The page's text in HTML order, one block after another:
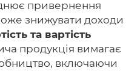
привернення
знижувати доходи
та вартість
продукція вимагає
включаючи